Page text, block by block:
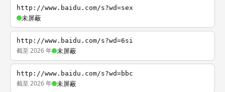
http://www.baidu.com/s?wd=sex
未屏蔽
http://www.baidu.com/s?wd=6si
截至 2026 年 未屏蔽
http://www.baidu.com/s?wd=bbc
截至 2026 年 未屏蔽